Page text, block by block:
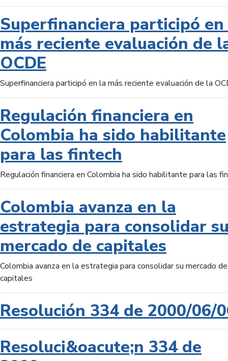
Superfinanciera participó
más reciente evaluación de
OCDE
Superfinanciera participó en la más reciente evaluación de la
Regulación financiera en
Colombia ha sido habilitante
para las fintech
Regulación financiera en Colombia ha sido habilitante para las
Colombia avanza en la
estrategia para consolidar
mercado de capitales
Colombia avanza en la estrategia para consolidar su mercado de
capitales
Resolución 334 de 2000/06/
Resoluci&oacute;n 334 de